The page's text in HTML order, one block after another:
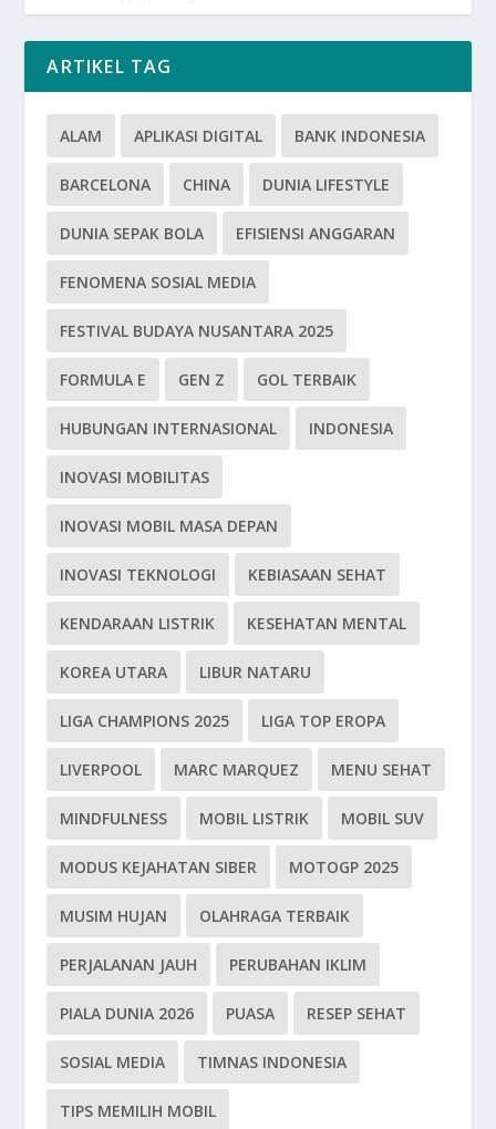
ARTIKEL TAG
ALAM APLIKASI DIGITAL BANK INDONESIA
BARCELONA CHINA DUNIA LIFESTYLE
DUNIA SEPAK BOLA EFISIENSI ANGGARAN
FENOMENA SOSIAL MEDIA
FESTIVAL BUDAYA NUSANTARA 2025
FORMULA E GEN Z GOL TERBAIK
HUBUNGAN INTERNASIONAL INDONESIA
INOVASI MOBILITAS
INOVASI MOBIL MASA DEPAN
INOVASI TEKNOLOGI KEBIASAAN SEHAT
KENDARAAN LISTRIK KESEHATAN MENTAL
KOREA UTARA LIBUR NATARU
LIGA CHAMPIONS 2025 LIGA TOP EROPA
LIVERPOOL MARC MARQUEZ MENU SEHAT
MINDFULNESS MOBIL LISTRIK MOBIL SUV
MODUS KEJAHATAN SIBER MOTOGP 2025
MUSIM HUJAN OLAHRAGA TERBAIK
PERJALANAN JAUH PERUBAHAN IKLIM
PIALA DUNIA 2026 PUASA RESEP SEHAT
SOSIAL MEDIA TIMNAS INDONESIA
TIPS MEMILIH MOBIL